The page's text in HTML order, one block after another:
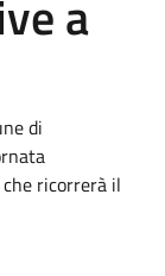
a
di
ricorrerà il